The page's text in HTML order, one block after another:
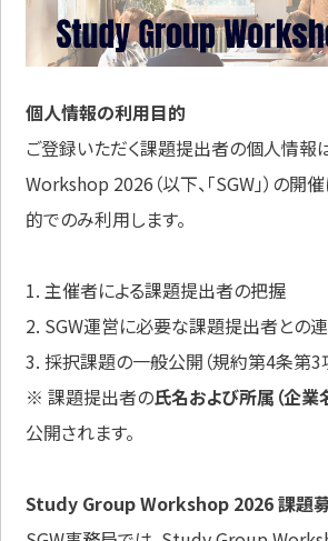
個人情報の利用目的
ご登録いただく課題提出者の個人情報
Workshop 2026（以下、「SGW」）の開
的でのみ利用します。
1. 主催者による課題提出者の把握
2. SGW運営に必要な課題提出者との
3. 採択課題の一般公開（規約第4条第3
※ 課題提出者の氏名および所属（企業
公開されます。
Study Group Workshop 2026 課題